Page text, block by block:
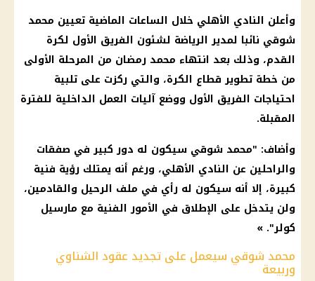
وأعلن النادي الأهلي خلال الساعات الماضية تعيين محمد
شوقي نائبا لمدير الرياضة لشئون الفريق الأول لكرة
القدم، وذلك بعد انتهاء محمد رمضان من المرحلة الأولى
من خطة تطوير قطاع الكرة، والتي ركزت على تلبية
احتياجات الفريق الأول ووضع آليات العمل الداخلية للفترة
المقبلة.
وأضاف: "محمد شوقي سيكون له دور كبير في صفقات
والراحلين عن النادي الأهلي، ورغم أنه يمتلك رؤية فنية
كبيرة، إلا أنه سيكون له رأي في ملف الرحيل والقادمين،
ولن يتدخل على الإطلاق في الأمور الفنية مع مارسيل
كولر". »
محمد شوقي سيعمل على تجديد عقود الشناوي
وربيعة